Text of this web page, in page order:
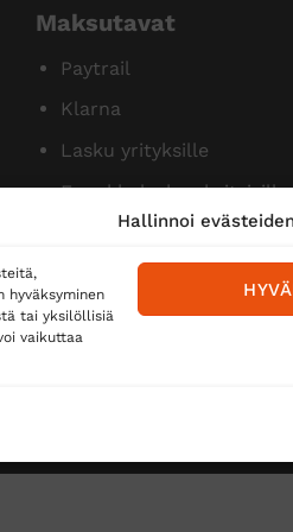
Hallinnoi
tai yksilöllisiä
vaikuttaa
Maksutavat
Paytrail
Klarna
Lasku yrityksille
Ennakkolasku yksityisille